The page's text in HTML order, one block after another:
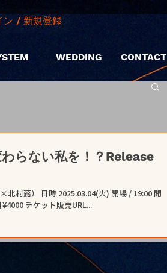
ン / 新規登録
WEDDING CONTACT
らない私を！？Release
村蕗） 日時 2025.03.04(火) 開場 / 19:00 開
チケット販売URL...